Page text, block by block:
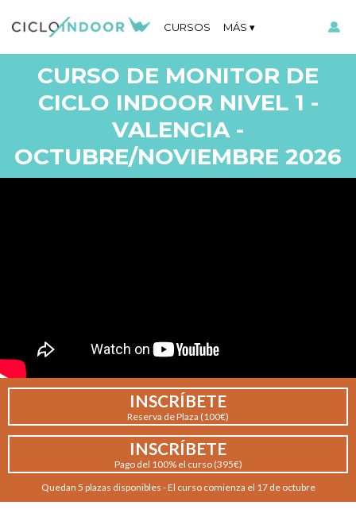
CURSOS MÁS
CURSO DE MONITOR DE
CICLO INDOOR NIVEL 1 -
VALENCIA -
OCTUBRE/NOVIEMBRE 2026
INSCRÍBETE
Reserva de Plaza (100€)
INSCRÍBETE
Pago del 100% el curso (395€)
Quedan 5 plazas disponibles - El curso comienza el 17 de octubre